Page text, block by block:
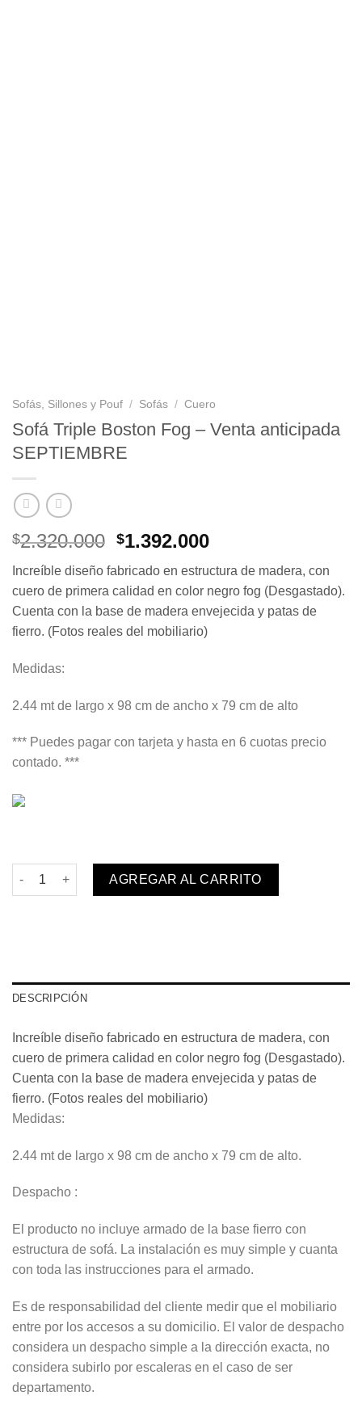
Sofás, Sillones y Pouf / Sofás / Cuero
Sofá Triple Boston Fog – Venta anticipada
SEPTIEMBRE
$2.320.000 El
original
era:
$2.320.000.
$1.392.000El
actual
es:
$1.392.000.
Increíble diseño fabricado en estructura de madera, con
cuero de primera calidad en color negro fog (Desgastado).
Cuenta con la base de madera envejecida y patas de
fierro. (Fotos reales del mobiliario)
Medidas:
2.44 mt de largo x 98 cm de ancho x 79 cm de alto
*** Puedes pagar con tarjeta y hasta en 6 cuotas precio
contado. ***
Sofá Triple Boston Fog - Venta anticipada SEPTIEMBRE
AGREGAR AL CARRITO
DESCRIPCIÓN
Increíble diseño fabricado en estructura de madera, con
cuero de primera calidad en color negro fog (Desgastado).
Cuenta con la base de madera envejecida y patas de
fierro. (Fotos reales del mobiliario)
Medidas:
2.44 mt de largo x 98 cm de ancho x 79 cm de alto.
Despacho :
El producto no incluye armado de la base fierro con
estructura de sofá. La instalación es muy simple y cuanta
con toda las instrucciones para el armado.
Es de responsabilidad del cliente medir que el mobiliario
entre por los accesos a su domicilio. El valor de despacho
considera un despacho simple a la dirección exacta, no
considera subirlo por escaleras en el caso de ser
departamento.